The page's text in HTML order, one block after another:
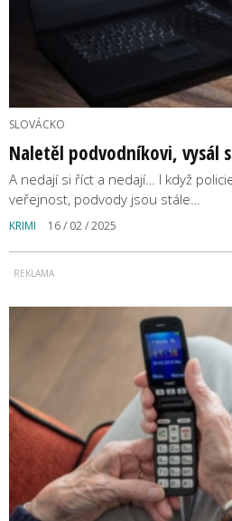
SLOVÁCKO
Naletěl podvodníkovi, vysál
A nedají si říct a nedají… I když
veřejnost, podvody jsou stále…
KRIMI 16 / 02 / 2025